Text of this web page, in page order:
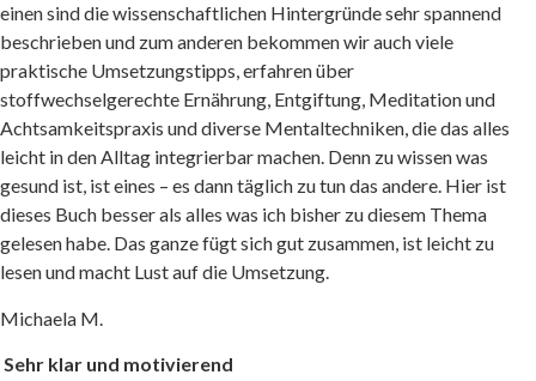
einen sind die wissenschaftlichen Hintergründe sehr spannend
beschrieben und zum anderen bekommen wir auch viele
praktische Umsetzungstipps, erfahren über
stoffwechselgerechte Ernährung, Entgiftung, Meditation und
Achtsamkeitspraxis und diverse Mentaltechniken, die das alles
leicht in den Alltag integrierbar machen. Denn zu wissen was
gesund ist, ist eines – es dann täglich zu tun das andere. Hier ist
dieses Buch besser als alles was ich bisher zu diesem Thema
gelesen habe. Das ganze fügt sich gut zusammen, ist leicht zu
lesen und macht Lust auf die Umsetzung.
Michaela M.
Sehr klar und motivierend